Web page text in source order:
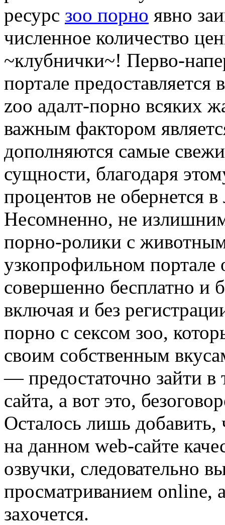
ресурс зоо порно явно
численное количество
~клубнички~! Перво-
портале
zoo адалт-порно всяких
важным фактором
дополняются самые
сущности, благодаря
процентов не обернется
Несомненно, не
порно-ролики с
узкопрофильном
совершенно бесплатно и
включая и без
порно с сексом зоо,
своим собственным
— предостаточно зайти в
сайта, а вот это,
Осталось лишь добавить,
на данном web-сайте
озвучки, следовательно
просматриванием online,
захочется.